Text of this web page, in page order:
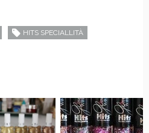
HITS SPECIALLITÀ